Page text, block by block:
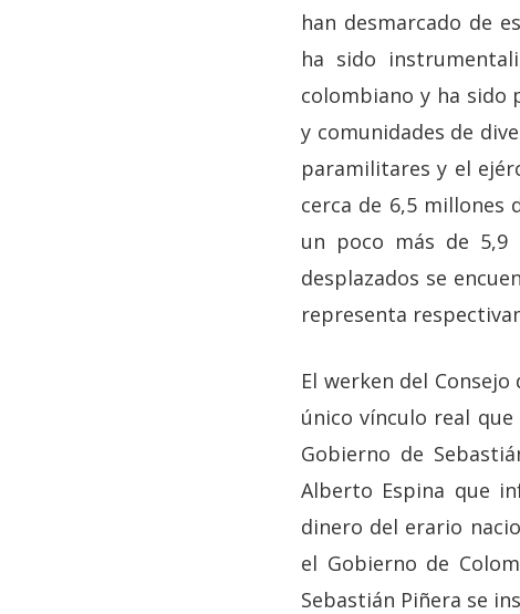
han desmarcado de
ha sido
colombiano y ha sido
y comunidades de
paramilitares y el
cerca de 6,5 millones
un poco más de 5,9
desplazados se
representa
El werken del
único vínculo real
Gobierno de
Alberto Espina que
dinero del erario
el Gobierno de
Sebastián Piñera se